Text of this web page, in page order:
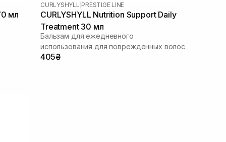
мл
CURLYSHYLL PRESTIGE LINE
CURLYSHYLL Nutrition Support Daily
Treatment 30 мл
Бальзам для ежедневного
использования для поврежденных волос
405₴